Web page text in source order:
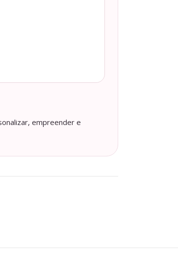
empreender e